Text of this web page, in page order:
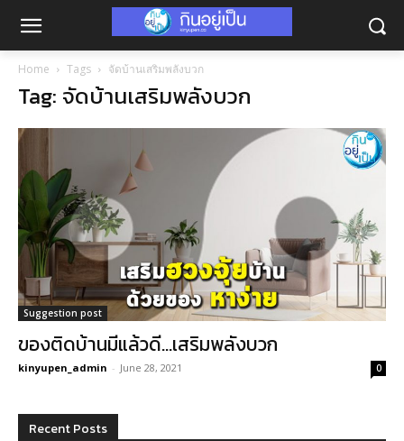
Home Tags จัดบ้านเสริมพลังบวก
Tag: จัดบ้านเสริมพลังบวก
Suggestion post
ของติดบ้านมีแล้วดี…เสริมพลังบวก
kinyupen_admin - June 28, 2021 0
Recent Posts